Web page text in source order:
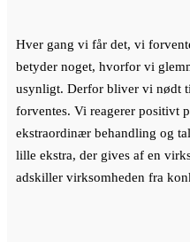
Hver gang vi får det, vi
betyder noget, hvorfor vi
usynligt. Derfor bliver vi nødt
forventes. Vi reagerer positivt
ekstraordinær behandling og
lille ekstra, der gives af en
adskiller virksomheden fra